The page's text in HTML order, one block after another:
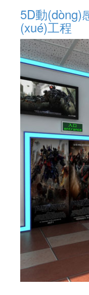
5D動(dòng)
(xué)工程